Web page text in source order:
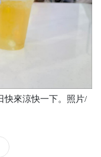
快來涼快一下。照片/